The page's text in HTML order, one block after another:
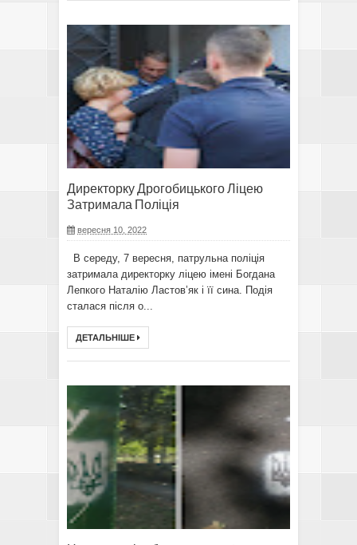
Директорку Дрогобицького Ліцею
Затримала Поліція
вересня 10, 2022
В середу, 7 вересня, патрульна поліція
затримала директорку ліцею імені Богдана
Лепкого Наталію Ластов’як і її сина. Подія
сталася після о...
ДЕТАЛЬНІШЕ